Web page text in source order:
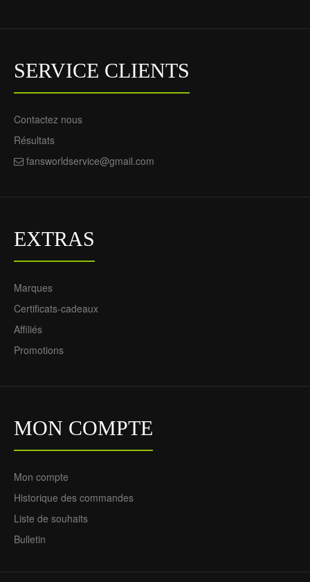
SERVICE CLIENTS
Contactez nous
Résultats
fansworldservice@gmail.com
EXTRAS
Marques
Certificats-cadeaux
Affiliés
Promotions
MON COMPTE
Mon compte
Historique des commandes
Liste de souhaits
Bulletin